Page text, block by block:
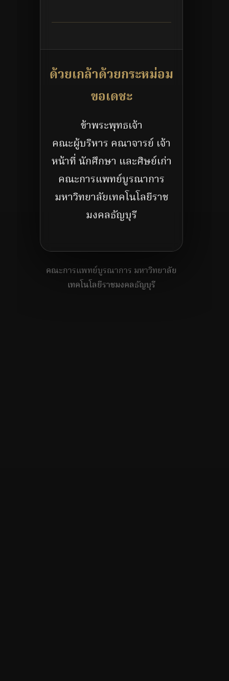
ด้วยเกล้าด้วยกระหม่อม
ขอเดชะ
ข้าพระพุทธเจ้า
คณะผู้บริหาร คณาจารย์ เจ้า
หน้าที่ นักศึกษา และศิษย์เก่า
คณะการแพทย์บูรณาการ
มหาวิทยาลัยเทคโนโลยีราช
มงคลธัญบุรี
คณะการแพทย์บูรณาการ มหาวิทยาลัย
เทคโนโลยีราชมงคลธัญบุรี